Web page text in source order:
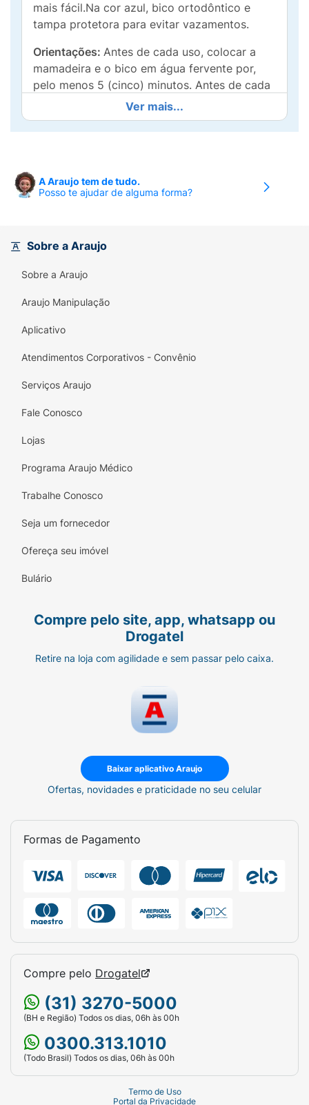
mais fácil.Na cor azul, bico ortodôntico e
tampa protetora para evitar vazamentos.
Orientações: Antes de cada uso, colocar a
mamadeira e o bico em água fervente por,
pelo menos 5 (cinco) minutos. Antes de cada
uso, examinar se o bico apresenta algum
rasgo ou perfuração, descartando-o caso
esteja danificado. O furo do bico já está na
cáries dentárias, não mergulhe o bico em
substâncias doces. Não utilizar a mamadeira
eventuais consultas.
O Ministério da Saúde Adverte:
mama no peito não necessita de mamadeira,
bico ou chupeta. O uso de mamadeira, bico
ou chupeta prejudica o aleitamento materno.
Ver mais...
A Araujo tem de tudo.
Posso te ajudar de alguma forma?
Sobre a Araujo
Sobre a Araujo
Araujo Manipulação
Aplicativo
Atendimentos Corporativos - Convênio
Serviços Araujo
Fale Conosco
Lojas
Programa Araujo Médico
Trabalhe Conosco
Seja um fornecedor
Ofereça seu imóvel
Bulário
Compre pelo site, app, whatsapp ou
Drogatel
Retire na loja com agilidade e sem passar pelo caixa.
Baixar aplicativo Araujo
Ofertas, novidades e praticidade no seu celular
Formas de Pagamento
Compre pelo Drogatel
(31) 3270-5000
(BH e Região) Todos os dias, 06h às 00h
0300.313.1010
(Todo Brasil) Todos os dias, 06h às 00h
Termo de Uso
Portal da Privacidade